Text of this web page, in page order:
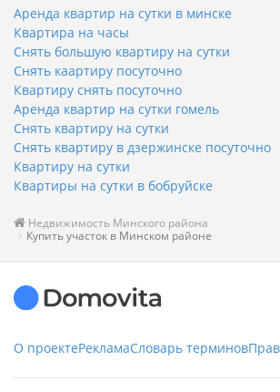
Аренда квартир на сутки в минске
Квартира на часы
Снять большую квартиру на сутки
Снять каартиру посуточно
Квартиру снять посуточно
Аренда квартир на сутки гомель
Снять квартиру на сутки
Снять квартиру в дзержинске посуточно
Квартиру на сутки
Квартиры на сутки в бобруйске
Недвижимость Минского района
Купить участок в Минском районе
О проектеРекламаСловарь терминов